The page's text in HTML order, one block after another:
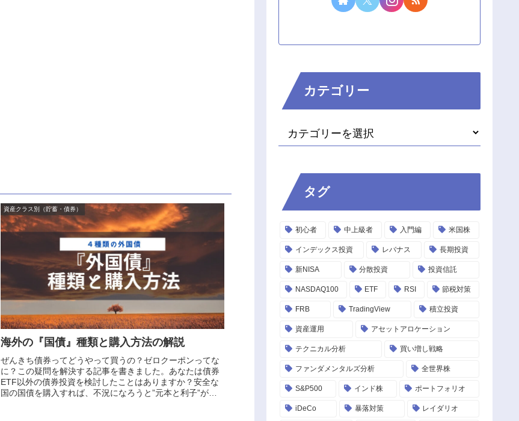
資産クラス別（貯蓄・債券）
海外の『国債』種類と購入方法の解説
ぜんきち債券ってどうやって買うの？ゼロクーポンってな
に？この疑問を解決する記事を書きました。あなたは債券
ETF以外の債券投資を検討したことはありますか？安全な
国の国債を購入すれば、不況になろうと”元本と利子”が約
カテゴリー
タグ
初心者 中上級者 入門編 米国株
インデックス投資 レバナス 長期投資
新NISA 分散投資 投資信託
NASDAQ100 ETF RSI 節税対策
FRB TradingView 積立投資
資産運用 アセットアロケーション
テクニカル分析 買い増し戦略
ファンダメンタルズ分析 全世界株
S&P500 インド株 ポートフォリオ
iDeCo 暴落対策 レイダリオ